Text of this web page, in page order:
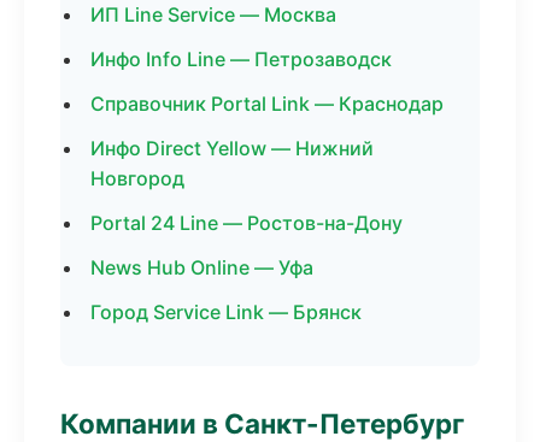
ИП Line Service — Москва
Инфо Info Line — Петрозаводск
Справочник Portal Link — Краснодар
Инфо Direct Yellow — Нижний
Новгород
Portal 24 Line — Ростов-на-Дону
News Hub Online — Уфа
Город Service Link — Брянск
Компании в Санкт-Петербург